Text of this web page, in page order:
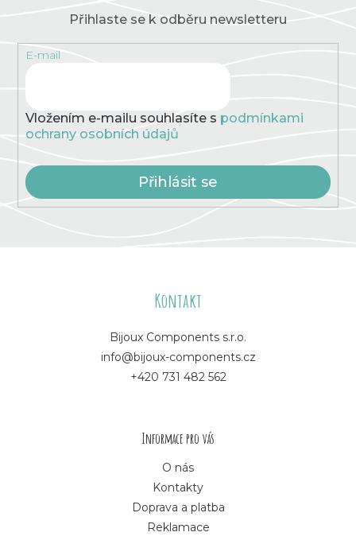
Přihlaste se k odběru newsletteru
E-mail
Vložením e-mailu souhlasíte s podmínkami
ochrany osobních údajů
Přihlásit se
Kontakt
Bijoux Components s.r.o.
info@bijoux-components.cz
+420 731 482 562
Informace pro vás
O nás
Kontakty
Doprava a platba
Reklamace